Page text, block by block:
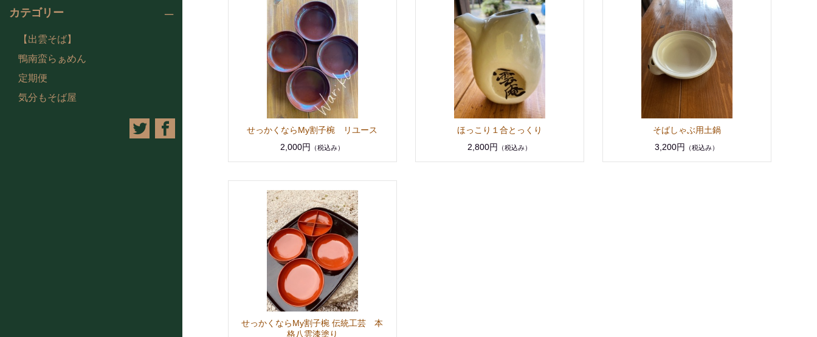
カテゴリー
【出雲そば】
鴨南蛮らぁめん
定期便
気分もそば屋
せっかくならMy割子椀 リユース
2,000円
（税込み）
ほっこり１合とっくり
2,800円
（税込み）
そばしゃぶ用土鍋
3,200円
（税込み）
せっかくならMy割子椀 伝統工芸 本
格八雲漆塗り